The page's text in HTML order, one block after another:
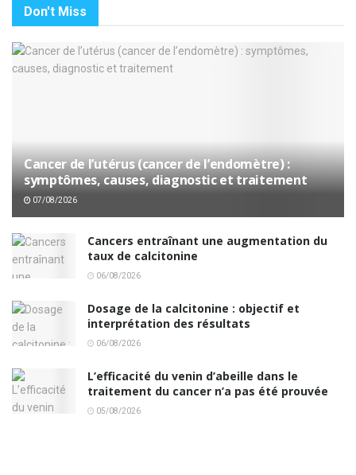
Don't Miss
Cancer de l’utérus (cancer de l’endomètre) :
symptômes, causes, diagnostic et traitement
07/08/2026
Cancers entraînant une augmentation du
taux de calcitonine
06/08/2026
Dosage de la calcitonine : objectif et
interprétation des résultats
06/08/2026
L’efficacité du venin d’abeille dans le
traitement du cancer n’a pas été prouvée
05/08/2026